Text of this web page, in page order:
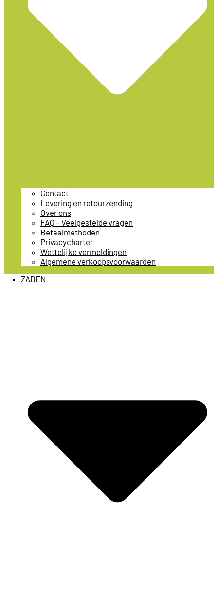
Contact
Levering en retourzending
Over ons
FAQ – Veelgestelde vragen
Betaalmethoden
Privacycharter
Wettelijke vermeldingen
Algemene verkoopsvoorwaarden
ZADEN